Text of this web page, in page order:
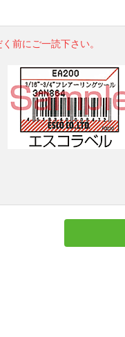
前にご一読下さい。